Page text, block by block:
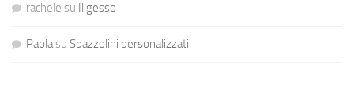
rachele su Il gesso
Paolasu Spazzolini personalizzati